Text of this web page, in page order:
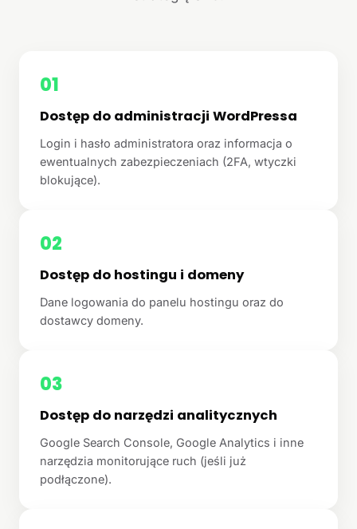
01
Dostęp do administracji WordPressa
Login i hasło administratora oraz informacja o
ewentualnych zabezpieczeniach (2FA, wtyczki
blokujące).
02
Dostęp do hostingu i domeny
Dane logowania do panelu hostingu oraz do
dostawcy domeny.
03
Dostęp do narzędzi analitycznych
Google Search Console, Google Analytics i inne
narzędzia monitorujące ruch (jeśli już
podłączone).